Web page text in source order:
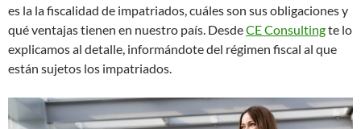
es la la fiscalidad de impatriados, cuáles son sus obligaciones y
qué ventajas tienen en nuestro país. DesdeCE Consultingte lo
explicamos al detalle, informándote del régimen fiscal al que
están sujetos los impatriados.